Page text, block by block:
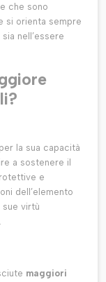
che sono
si orienta sempre
nell’essere
la sua capacità
a sostenere il
e
dell’elemento
virtù
maggiori